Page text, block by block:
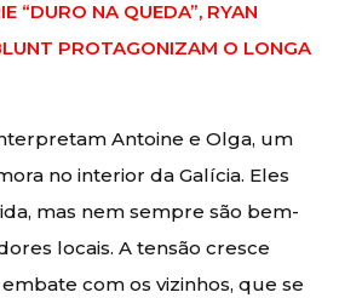
“DURO NA QUEDA”, RYAN
PROTAGONIZAM O LONGA
Antoine e Olga, um
no interior da Galícia. Eles
mas nem sempre são bem-
locais. A tensão cresce
com os vizinhos, que se